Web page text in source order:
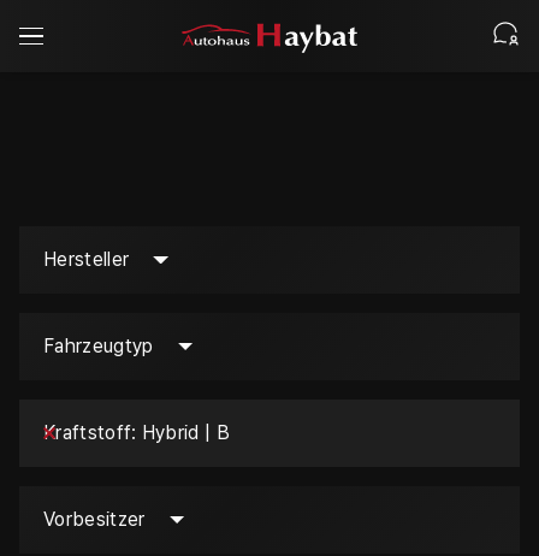
Hersteller
Fahrzeugtyp
Kraftstoff Hybrid | B
Vorbesitzer